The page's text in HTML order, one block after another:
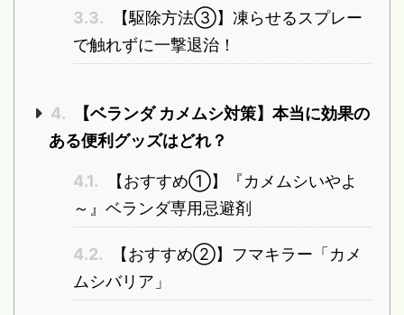
3.3.
【駆除方法③】凍らせるスプレー
で触れずに一撃退治！
4.
【ベランダ カメムシ対策】本当に効果の
ある便利グッズはどれ？
4.1.
【おすすめ①】『カメムシいやよ
～』ベランダ専用忌避剤
4.2.
【おすすめ②】フマキラー「カメ
ムシバリア」